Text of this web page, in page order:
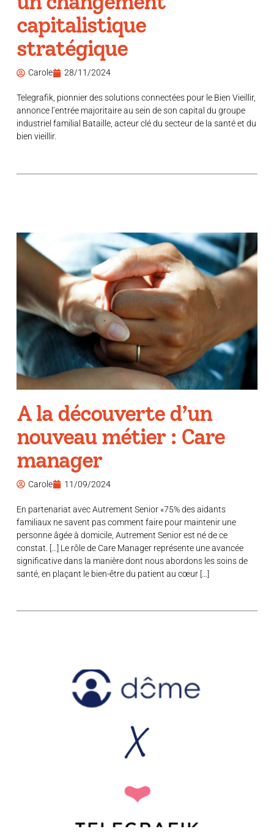
capitalistique
stratégique
Carole 28/11/2024
Telegrafik, pionnier des solutions connectées pour le Bien Vieillir,
annonce l’entrée majoritaire au sein de son capital du groupe
industriel familial Bataille, acteur clé du secteur de la santé et du
bien vieillir.
A la découverte d’un
nouveau métier : Care
manager
Carole 11/09/2024
En partenariat avec Autrement Senior «75% des aidants
familiaux ne savent pas comment faire pour maintenir une
personne âgée à domicile, Autrement Senior est né de ce
constat. […] Le rôle de Care Manager représente une avancée
significative dans la manière dont nous abordons les soins de
santé, en plaçant le bien-être du patient au cœur […]